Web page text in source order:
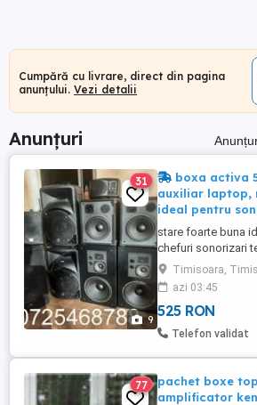
Cumpără cu livrare, direct din pagina
anunțului. Vezi detalii
Anunțuri
9
31
boxa activa
auxiliar laptop,
ideal pentru
stare foarte buna
chefuri sonorizari
multe modele pret
asigura proba in
o725ii 468ii 788
Timisoara, Timis
azi 03:45
525 RON
Telefon validat
77
pachet boxe
amplificator